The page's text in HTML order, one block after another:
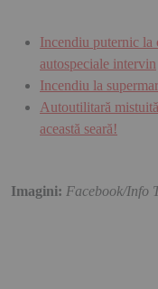
Incendiu puternic la
autospeciale intervin
Incendiu la
Autoutilitară
această seară!
Imagini: Facebook/Info